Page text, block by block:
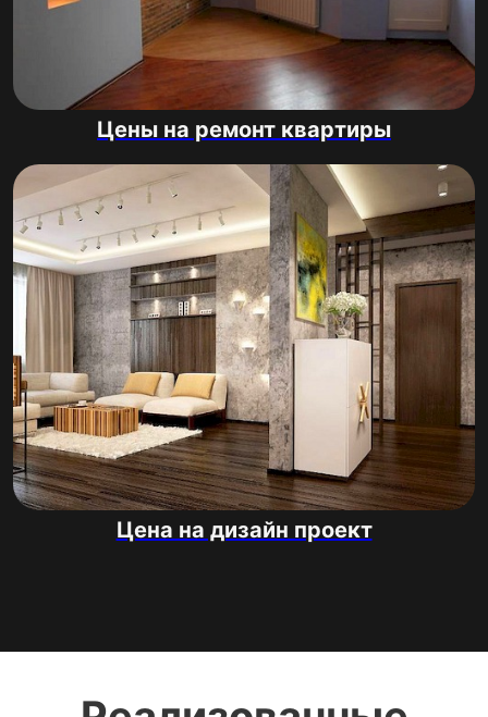
Цены на ремонт квартиры
Цена на дизайн проект